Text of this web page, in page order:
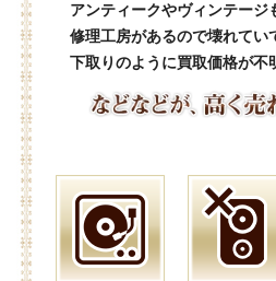
アンティークやヴィンテージ
修理工房があるので壊れてい
下取りのように買取価格が不